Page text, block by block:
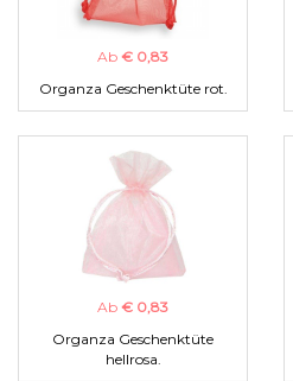
Ab € 0,83
Organza Geschenktüte rot.
Ab € 0,83
Organza Geschenktüte
hellrosa.